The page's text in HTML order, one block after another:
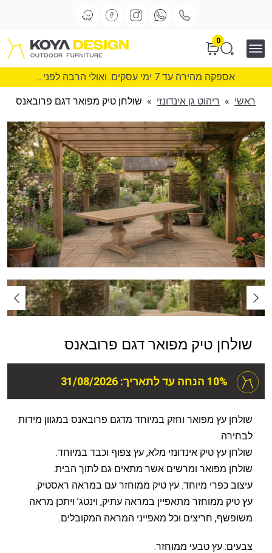
0
אספקה מהירה עד 7 ימי עסקים. ואולי הרבה לפני...
ראשי » ריהוט גן אינדונזי » שולחן טיק מפואר דגם פרובאנס
שולחן טיק מפואר דגם פרובאנס
10% הנחה עד לתאריך: 31/08/2026
שולחן עץ מפואר וחזק במיוחד מדגם פרובאנס במגוון מידות
לבחירה.
שולחן עץ טיק אינדונזי מלא, עץ צפוף וכבד במיוחד.
שולחן מפואר ומרשים אשר מתאים גם לתוך הבית.
עיצוב כפרי מיוחד. עץ טיק ממוחזר עם במראה ראסטיק.
עץ טיק ממוחזר מתאפיין במראה עתיק, וינטג’ ויתכן מראה
משופשף, חריצים וכל מאפייני המראה המקובלים.
צבעים: עץ טבעי ממוחזר.